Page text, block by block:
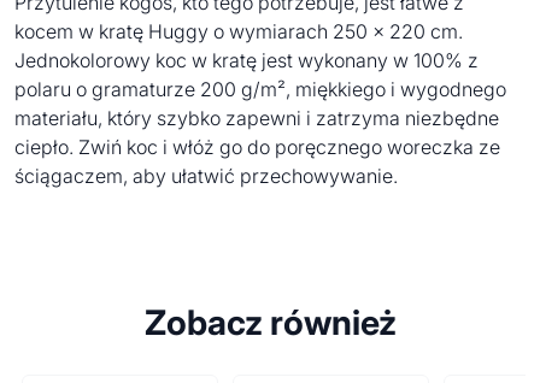
kocem w kratę Huggy o wymiarach 250 x 220 cm.
Jednokolorowy koc w kratę jest wykonany w 100% z
polaru o gramaturze 200 g/m², miękkiego i wygodnego
materiału, który szybko zapewni i zatrzyma niezbędne
ciepło. Zwiń koc i włóż go do poręcznego woreczka ze
ściągaczem, aby ułatwić przechowywanie.
Zobacz również